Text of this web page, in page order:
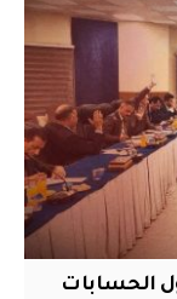
الحسابات